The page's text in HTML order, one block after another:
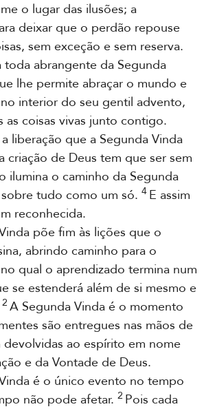
o lugar das ilusões; a
deixar que o perdão repouse
sem exceção e sem reserva.
abrangente da Segunda
lhe permite abraçar o mundo e
interior do seu gentil advento,
as coisas vivas junto contigo.
liberação que a Segunda Vinda
criação de Deus tem que ser sem
ilumina o caminho da Segunda
tudo como um só. 4 E assim
reconhecida.
põe fim às lições que o
abrindo caminho para o
qual o aprendizado termina num
se estenderá além de si mesmo e
2 A Segunda Vinda é o momento
são entregues nas mãos de
devolvidas ao espírito em nome
e da Vontade de Deus.
é o único evento no tempo
não pode afetar. 2 Pois cada